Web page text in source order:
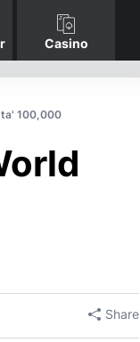
Casino
100,000
Share